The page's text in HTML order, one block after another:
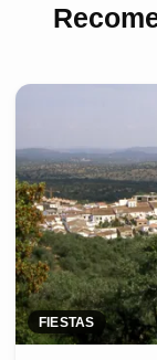
FIESTAS